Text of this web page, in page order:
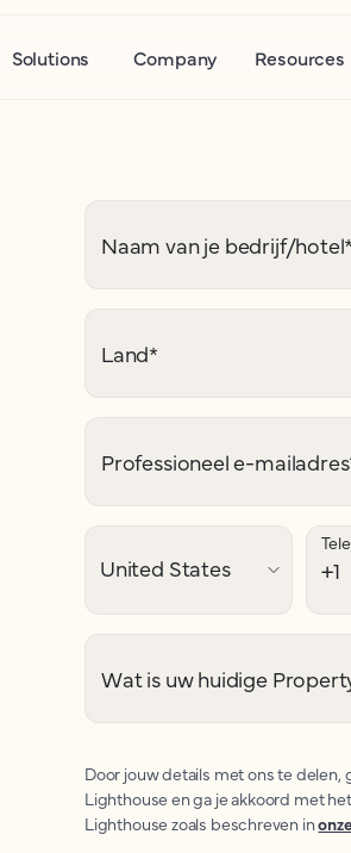
Solutions Company Resources
Naam van je bedrijf/hotel*
Land*
Professioneel e-mailadres
Wat is uw huidige
Door jouw details met ons te delen,
Lighthouse en ga je akkoord met
Lighthouse zoals beschreven in